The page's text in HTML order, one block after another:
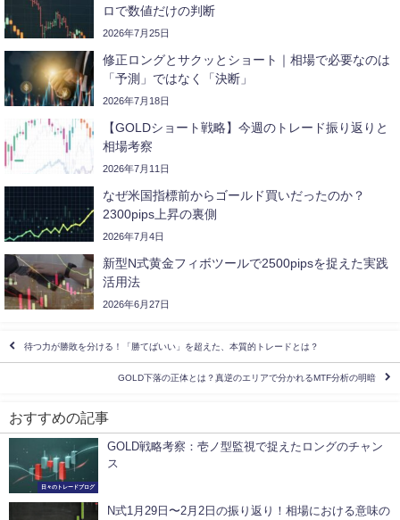
ロで数値だけの判断
2026年7月25日
修正ロングとサクッとショート｜相場で必要なのは
「予測」ではなく「決断」
2026年7月18日
【GOLDショート戦略】今週のトレード振り返りと
相場考察
2026年7月11日
なぜ米国指標前からゴールド買いだったのか？
2300pips上昇の裏側
2026年7月4日
新型N式黄金フィボツールで2500pipsを捉えた実践
活用法
2026年6月27日
待つ力が勝敗を分ける！「勝てばいい」を超えた、本質的トレードとは？
GOLD下落の正体とは？真逆のエリアで分かれるMTF分析の明暗
おすすめの記事
日々のトレードブログ
GOLD戦略考察：壱ノ型監視で捉えたロングのチャン
ス
N式1月29日〜2月2日の振り返り！相場における意味の